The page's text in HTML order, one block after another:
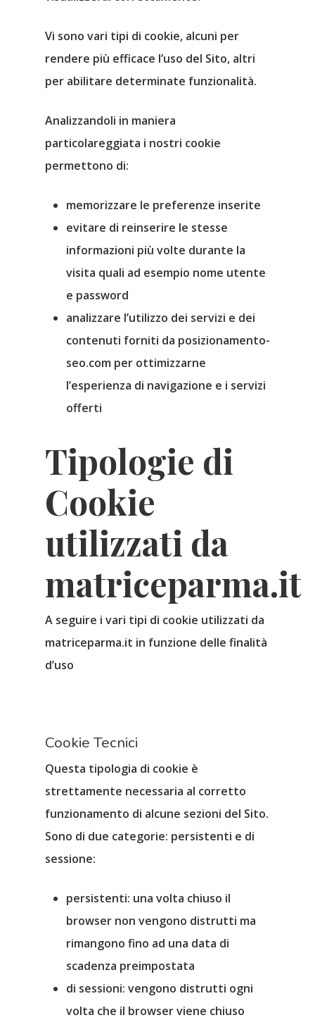
Vi sono vari tipi di cookie, alcuni per
rendere più efficace l’uso del Sito, altri
per abilitare determinate funzionalità.
Analizzandoli in maniera
particolareggiata i nostri cookie
permettono di:
memorizzare le preferenze inserite
evitare di reinserire le stesse
informazioni più volte durante la
visita quali ad esempio nome utente
e password
analizzare l’utilizzo dei servizi e dei
contenuti forniti da posizionamento-
seo.com per ottimizzarne
l’esperienza di navigazione e i servizi
offerti
Tipologie di
Cookie
utilizzati da
matriceparma.it
A seguire i vari tipi di cookie utilizzati da
matriceparma.it in funzione delle finalità
d’uso
Cookie Tecnici
Questa tipologia di cookie è
strettamente necessaria al corretto
funzionamento di alcune sezioni del Sito.
Sono di due categorie: persistenti e di
sessione:
persistenti: una volta chiuso il
browser non vengono distrutti ma
rimangono fino ad una data di
scadenza preimpostata
di sessioni: vengono distrutti ogni
volta che il browser viene chiuso